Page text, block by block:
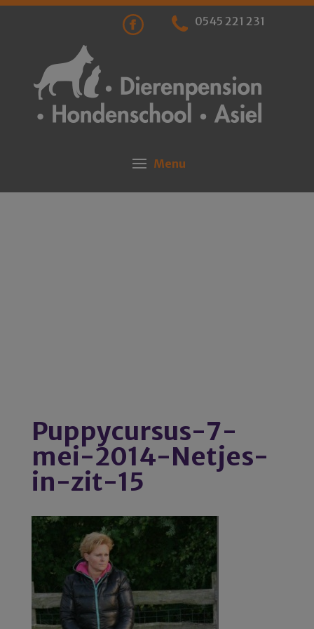
0545 221 231
Puppycursus-7-
mei-2014-Netjes-
in-zit-15